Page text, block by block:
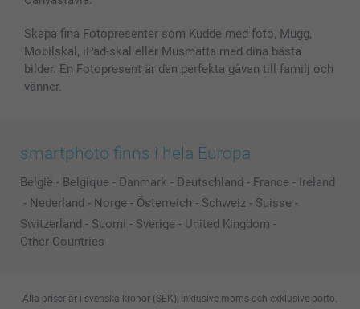
Skapa fina Fotopresenter som Kudde med foto, Mugg,
Mobilskal, iPad-skal eller Musmatta med dina bästa
bilder. En Fotopresent är den perfekta gåvan till familj och
vänner.
smartphoto finns i hela Europa
België - Belgique - Danmark - Deutschland - France - Ireland
- Nederland - Norge - Österreich - Schweiz - Suisse -
Switzerland - Suomi - Sverige - United Kingdom -
Other Countries
Alla priser är i svenska kronor (SEK), inklusive moms och exklusive porto.